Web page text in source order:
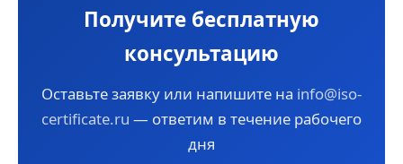
Получите бесплатную
консультацию
Оставьте заявку или напишите на info@iso-
certificate.ru — ответим в течение рабочего
дня